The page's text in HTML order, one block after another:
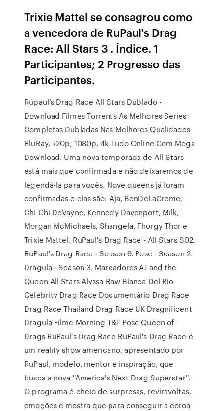
Trixie Mattel se consagrou como
a vencedora de RuPaul's Drag
Race: All Stars 3 . Índice. 1
Participantes; 2 Progresso das
Participantes.
Rupaul’s Drag Race All Stars Dublado -
Download Filmes Torrents As Melhores Series
Completas Dubladas Nas Melhores Qualidades
BluRay, 720p, 1080p, 4k Tudo Online Com Mega
Download. Uma nova temporada de All Stars
está mais que confirmada e não deixaremos de
legendá-la para vocês. Nove queens já foram
confirmadas e elas são: Aja, BenDeLaCreme,
Chi Chi DeVayne, Kennedy Davenport, Milk,
Morgan McMichaels, Shangela, Thorgy Thor e
Trixie Mattel. RuPaul's Drag Race - All Stars S02.
RuPaul's Drag Race - Season 9. Pose - Season 2.
Dragula - Season 3. Marcadores AJ and the
Queen All Stars Alyssa Raw Bianca Del Rio
Celebrity Drag Race Documentário Drag Race
Drag Race Thailand Drag Race UK Dragnificent
Dragula Filme Morning T&T Pose Queen of
Drags RuPaul's Drag Race RuPaul's Drag Race é
um reality show americano, apresentado por
RuPaul, modelo, mentor e inspiração, que
busca a nova ''America's Next Drag Superstar''.
O programa é cheio de surpresas, reviravoltas,
emoções e mostra que para conseguir a coroa